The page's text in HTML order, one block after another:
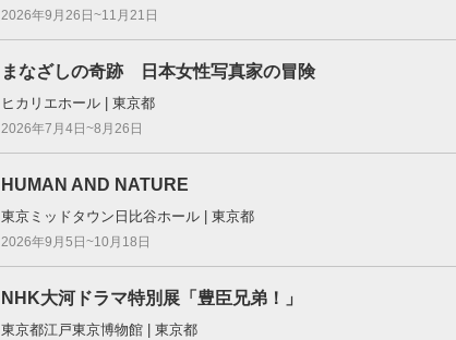
2026年9月26日~11月21日
まなざしの奇跡 日本女性写真家の冒険
ヒカリエホール | 東京都
2026年7月4日~8月26日
HUMAN AND NATURE
東京ミッドタウン⽇⽐⾕ホール | 東京都
2026年9月5日~10月18日
NHK大河ドラマ特別展「豊臣兄弟！」
東京都江戸東京博物館 | 東京都